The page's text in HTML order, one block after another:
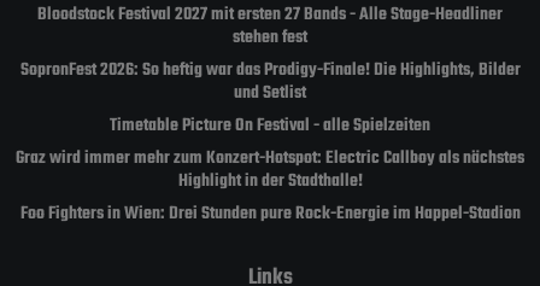
Bloodstock Festival 2027 mit ersten 27 Bands - Alle Stage-Headliner
stehen fest
SopronFest 2026: So heftig war das Prodigy-Finale! Die Highlights, Bilder
und Setlist
Timetable Picture On Festival - alle Spielzeiten
Graz wird immer mehr zum Konzert-Hotspot: Electric Callboy als nächstes
Highlight in der Stadthalle!
Foo Fighters in Wien: Drei Stunden pure Rock-Energie im Happel-Stadion
Links